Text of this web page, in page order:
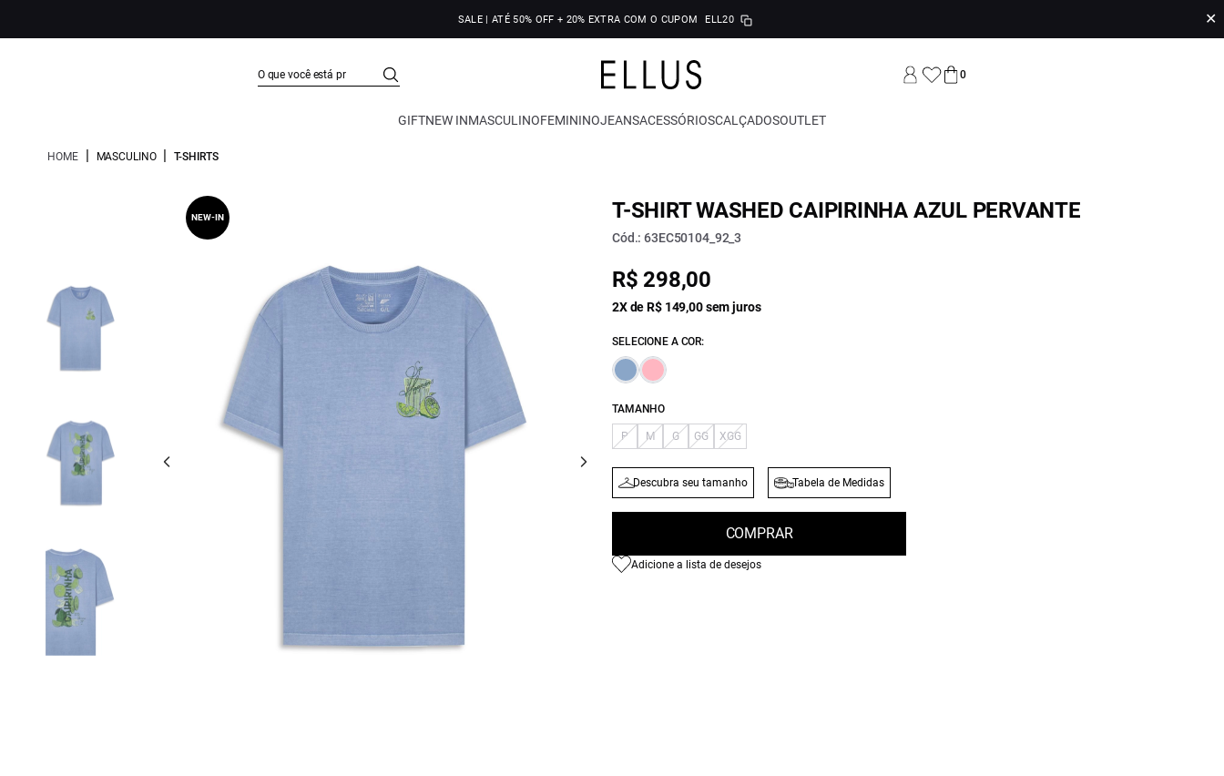
SALE | ATÉ 50% OFF + 20% EXTRA COM O CUPOM ELL20 ✕
0
GIFTNEW INMASCULINOFEMININOJEANSACESSÓRIOSCALÇADOSOUTLET
HOME | MASCULINO | T-SHIRTS
NEW-IN T-SHIRT WASHED CAIPIRINHA AZUL PERVANTE
Cód.: 63EC50104_92_3
R$ 298,00
2X de R$ 149,00 sem juros
SELECIONE A COR:
TAMANHO
P M G GG XGG
Descubra seu tamanho Tabela de Medidas
COMPRAR
Adicione a lista de desejos